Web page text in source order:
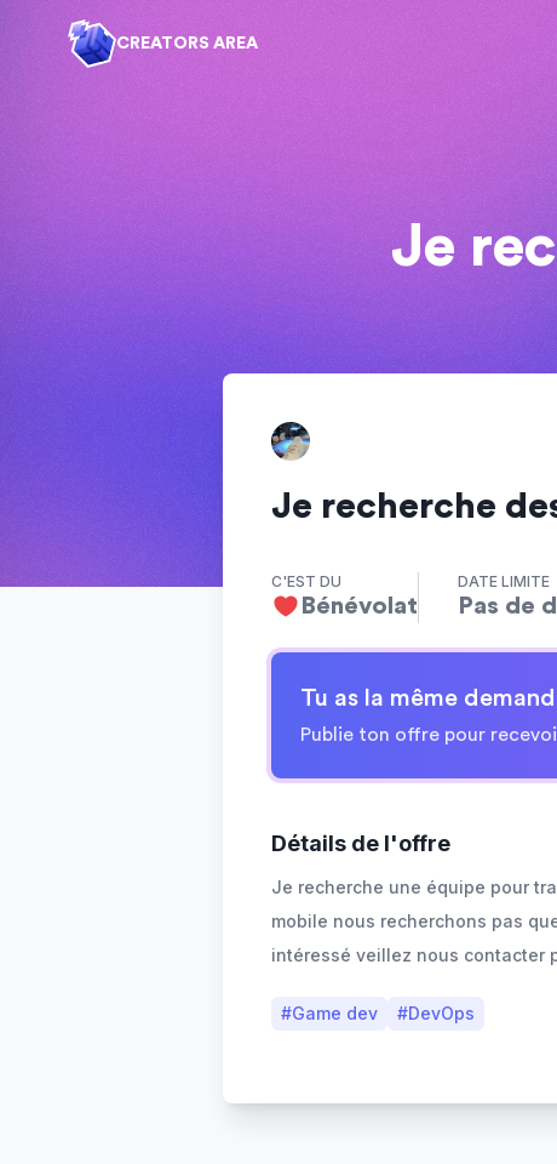
CREATORS AREA
Je
Je recherche
C'EST DU
Bénévolat
DATE LIMITE
Pas de
Tu as la même
Publie ton offre pour
Détails de l'offre
Je recherche une équipe pour
mobile nous recherchons pas
intéressé veillez nous contacter
#Game dev #DevOps